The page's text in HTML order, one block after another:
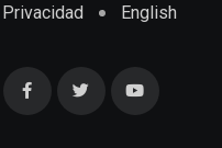
Privacidad
English